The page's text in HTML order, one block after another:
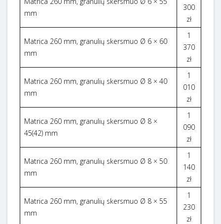
mm
300
zł
Matrica 260 mm, granulių skersmuo Ø 6 × 60
mm
1
370
zł
Matrica 260 mm, granulių skersmuo Ø 8 × 40
mm
1
010
zł
Matrica 260 mm, granulių skersmuo Ø 8 ×
45(42) mm
1
090
zł
Matrica 260 mm, granulių skersmuo Ø 8 × 50
mm
1
140
zł
Matrica 260 mm, granulių skersmuo Ø 8 × 55
mm
1
230
zł